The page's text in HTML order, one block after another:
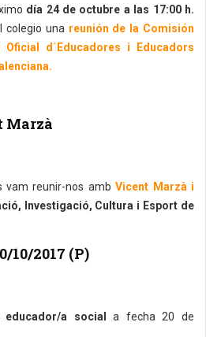
día 24 de octubre a las 17:00 h.
colegio una reunión de la Comisión
d´Educadores i Educadors
Marzà
vam reunir-nos amb Vicent Marzà i
Investigació, Cultura i Esport de
10/2017 (P)
a social
a fecha 20 de